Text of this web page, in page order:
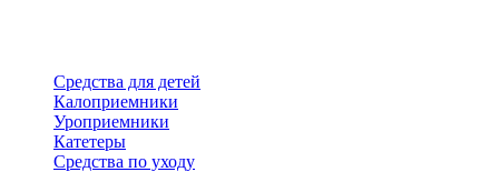
Средства для детей
Калоприемники
Уроприемники
Катетеры
Средства по уходу